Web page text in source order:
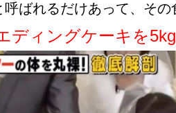
ばれるだけあって、その
ディングケーキを5kg